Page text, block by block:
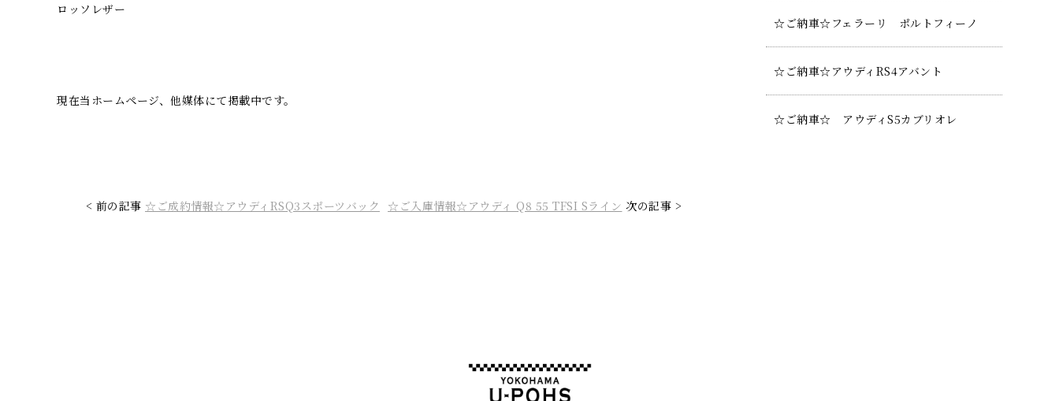
ロッソレザー
現在当ホームページ、他媒体にて掲載中です。
< 前の記事 ☆ご成約情報☆アウディRSQ3スポーツバック ☆ご入庫情報☆アウディ Q8 55 TFSI Sライン 次の記事 >
☆ご納車☆フェラーリ ポルトフィーノ
☆ご納車☆アウディRS4アバント
☆ご納車☆ アウディS5カブリオレ